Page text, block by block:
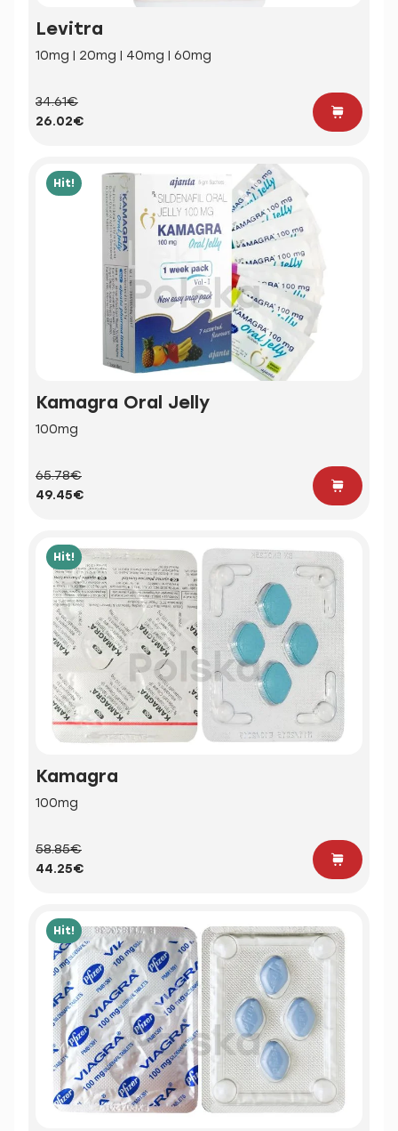
Levitra
10mg | 20mg | 40mg | 60mg
34.61€
26.02€
Hit!
Kamagra Oral Jelly
100mg
65.78€
49.45€
Hit!
Kamagra
100mg
58.85€
44.25€
Hit!